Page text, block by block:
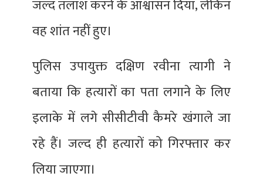
जल्द तलाश करने के आश्वासन दिया, लेकिन
वह शांत नहीं हुए।
पुलिस उपायुक्त दक्षिण रवीना त्यागी ने
बताया कि हत्यारों का पता लगाने के लिए
इलाके में लगे सीसीटीवी कैमरे खंगाले जा
रहे हैं। जल्द ही हत्यारों को गिरफ्तार कर
लिया जाएगा।